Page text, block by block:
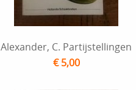
Alexander, C. Partijstellingen
€ 5,00